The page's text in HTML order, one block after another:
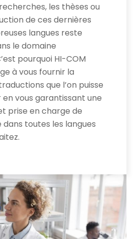
les thèses ou
de ces dernières
langues reste
le domaine
pourquoi HI-COM
à vous fournir la
que l’on puisse
vous garantissant une
prise en charge de
toutes les langues